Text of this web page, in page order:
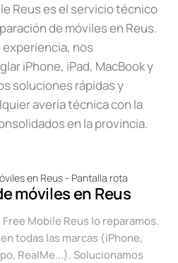
Reus es el servicio técnico
de móviles en Reus.
experiencia, nos
iPhone, iPad, MacBook y
soluciones rápidas y
avería técnica con la
en la provincia.
móviles en Reus
Mobile Reus lo reparamos.
todas las marcas (iPhone,
RealMe...). Solucionamos